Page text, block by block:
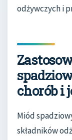
odżywczych i
chorób i
Miód
składników